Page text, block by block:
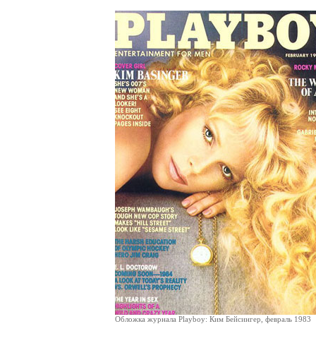
Обложка журнала Playboy: Ким Бейсингер, февраль 1983